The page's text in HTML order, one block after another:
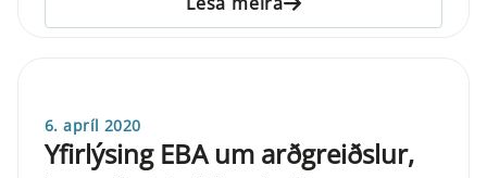
6. apríl 2020
Yfirlýsing EBA um arðgreiðslur,